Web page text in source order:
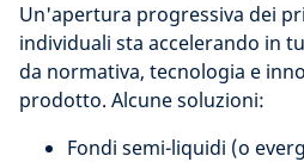
Un'apertura progressiva dei
individuali sta accelerando in
da normativa, tecnologia e
prodotto. Alcune soluzioni:
Fondi semi-liquidi (o